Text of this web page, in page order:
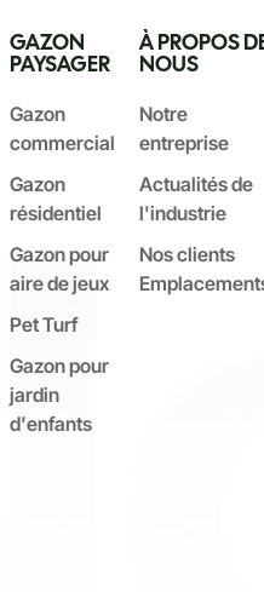
GAZON
PAYSAGER
Gazon
commercial
Gazon
résidentiel
Gazon pour
aire de jeux
Pet Turf
Gazon pour
jardin
d'enfants
À PROPOS
NOUS
Notre
entreprise
Actualités de
l'industrie
Nos clients